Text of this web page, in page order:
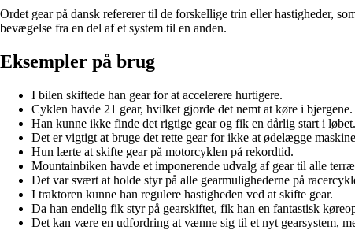
Ordet gear på dansk refererer til de forskellige trin eller hastigheder,
bevægelse fra en del af et system til en anden.
Eksempler på brug
I bilen skiftede han gear for at accelerere hurtigere.
Cyklen havde 21 gear, hvilket gjorde det nemt at køre i bjergene.
Han kunne ikke finde det rigtige gear og fik en dårlig start i løbet.
Det er vigtigt at bruge det rette gear for ikke at ødelægge
Hun lærte at skifte gear på motorcyklen på rekordtid.
Mountainbiken havde et imponerende udvalg af gear til alle
Det var svært at holde styr på alle gearmulighederne på
I traktoren kunne han regulere hastigheden ved at skifte gear.
Da han endelig fik styr på gearskiftet, fik han en fantastisk
Det kan være en udfordring at vænne sig til et nyt gearsystem,